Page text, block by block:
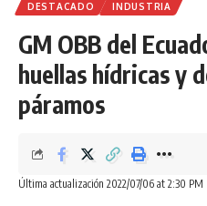
DESTACADO INDUSTRIA
GM OBB del
huellas hídricas y
páramos
Última actualización 2022/07/06 at 2:30 PM